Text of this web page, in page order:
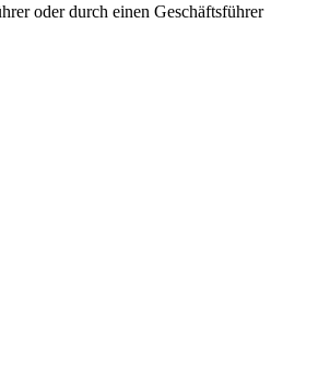
oder durch einen Geschäftsführer